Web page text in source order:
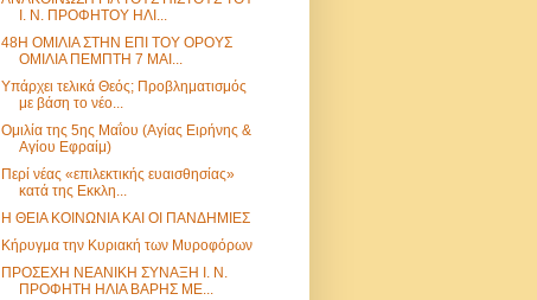
Ι. Ν. ΠΡΟΦΗΤΟΥ ΗΛΙ...
48Η ΟΜΙΛΙΑ ΣΤΗΝ ΕΠΙ ΤΟΥ ΟΡΟΥΣ
ΟΜΙΛΙΑ ΠΕΜΠΤΗ 7 ΜΑΙ...
Υπάρχει τελικά Θεός; Προβληματισμός
με βάση το νέο...
Ομιλία της 5ης Μαΐου (Αγίας Ειρήνης &
Αγίου Εφραίμ)
Περί νέας «επιλεκτικής ευαισθησίας»
κατά της Εκκλη...
Η ΘΕΙΑ ΚΟΙΝΩΝΙΑ ΚΑΙ ΟΙ ΠΑΝΔΗΜΙΕΣ
Κήρυγμα την Κυριακή των Μυροφόρων
ΠΡΟΣΕΧΗ ΝΕΑΝΙΚΗ ΣΥΝΑΞΗ Ι. Ν.
ΠΡΟΦΗΤΗ ΗΛΙΑ ΒΑΡΗΣ ΜΕ...